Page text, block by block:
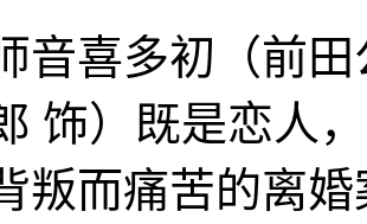
喜多初（前田
饰）既是恋人
叛而痛苦的离